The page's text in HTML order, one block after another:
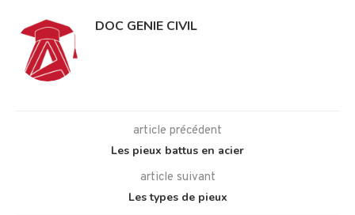
DOC GENIE CIVIL
article précédent
Les pieux battus en acier
article suivant
Les types de pieux